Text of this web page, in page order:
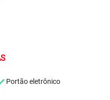
Portão eletrônico